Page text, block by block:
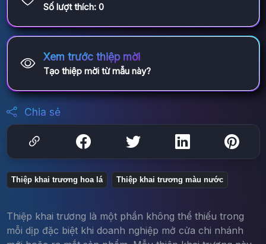
Số lượt thích: 0
Xem trước thiệp mời
Tạo thiệp mời từ mẫu này?
Chia sẻ
Thiệp khai trương hoa lá Thiệp khai trương màu nước
Thiệp khai trương là một phần không thể thiếu trong
mỗi dịp đặc biệt khi doanh nghiệp mở cửa chi nhánh